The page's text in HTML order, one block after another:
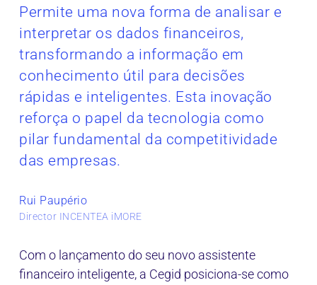
Permite uma nova forma de analisar e
interpretar os dados financeiros,
transformando a informação em
conhecimento útil para decisões
rápidas e inteligentes. Esta inovação
reforça o papel da tecnologia como
pilar fundamental da competitividade
das empresas.
Rui Paupério
Director INCENTEA iMORE
Com o lançamento do seu novo assistente
financeiro inteligente, a Cegid posiciona-se como